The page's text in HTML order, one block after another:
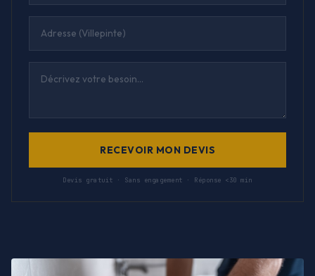
RECEVOIR MON DEVIS
Devis gratuit · Sans engagement · Réponse <30 min